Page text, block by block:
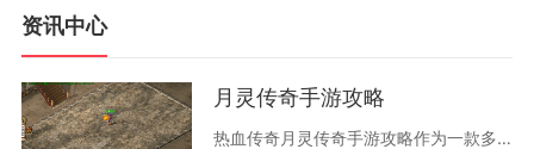
资讯中心
月灵传奇手游攻略
热血传奇月灵传奇手游攻略作为一款多年历史的经典游戏，热血传奇在移动端上也得到了很好的继承和发展。月灵传奇作为热血传奇的系列手游之一，在玩法上进行了大量创新和优化，